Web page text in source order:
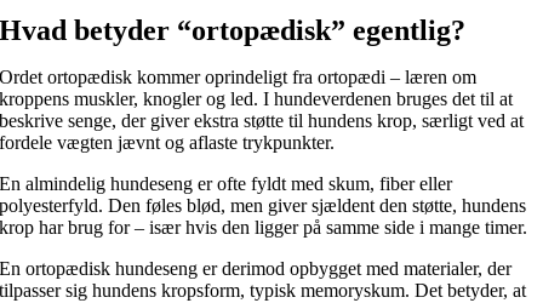
Hvad betyder “ortopædisk” egentlig?
Ordet ortopædisk kommer oprindeligt fra ortopædi – læren om
kroppens muskler, knogler og led. I hundeverdenen bruges det til at
beskrive senge, der giver ekstra støtte til hundens krop, særligt ved at
fordele vægten jævnt og aflaste trykpunkter.
En almindelig hundeseng er ofte fyldt med skum, fiber eller
polyesterfyld. Den føles blød, men giver sjældent den støtte, hundens
krop har brug for – især hvis den ligger på samme side i mange timer.
En ortopædisk hundeseng er derimod opbygget med materialer, der
tilpasser sig hundens kropsform, typisk memoryskum. Det betyder, at